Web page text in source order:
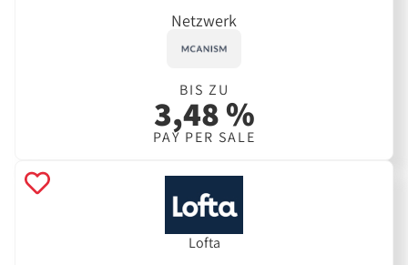
Netzwerk
BIS ZU
3,48 %
PAY PER SALE
Lofta